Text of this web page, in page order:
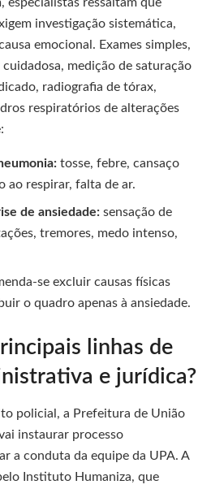
especialistas ressaltam que
investigação sistemática,
emocional. Exames simples,
medição de saturação
radiografia de tórax,
respiratórios de alterações
tosse, febre, cansaço
ao respirar, falta de ar.
de ansiedade: sensação de
tremores, medo intenso,
se excluir causas físicas
o quadro apenas à ansiedade.
linhas de
e jurídica?
policial, a Prefeitura de União
instaurar processo
a conduta da equipe da UPA. A
Instituto Humaniza, que